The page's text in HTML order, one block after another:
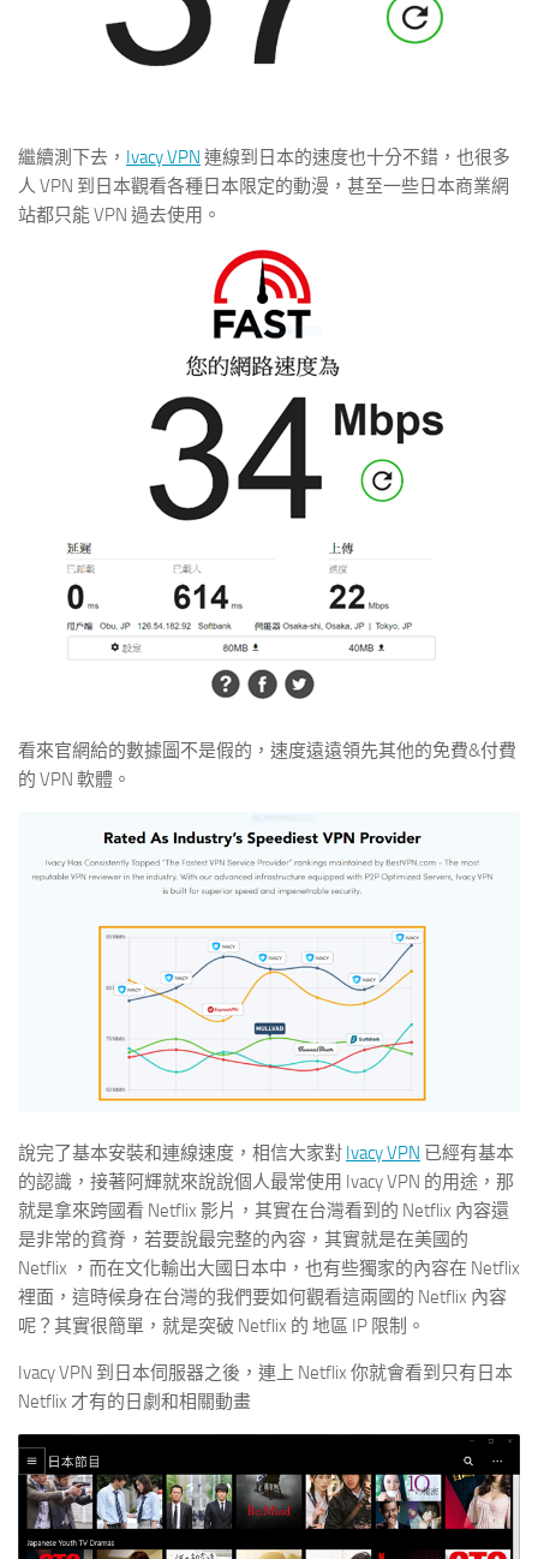
繼續測下去， Ivacy VPN 連線到日本的速度也十分不錯，也很多
人 VPN 到日本觀看各種日本限定的動漫，甚至一些日本商業網
站都只能 VPN 過去使用。
看來官網給的數據圖不是假的，速度遠遠領先其他的免費&付費
的 VPN 軟體。
說完了基本安裝和連線速度，相信大家對 Ivacy VPN 已經有基本
的認識，接著阿輝就來說說個人最常使用 Ivacy VPN 的用途，那
就是拿來跨國看 Netflix 影片，其實在台灣看到的 Netflix 內容還
是非常的貧脊，若要說最完整的內容，其實就是在美國的
Netflix ，而在文化輸出大國日本中，也有些獨家的內容在 Netflix
裡面，這時候身在台灣的我們要如何觀看這兩國的 Netflix 內容
呢？其實很簡單，就是突破 Netflix 的 地區 IP 限制。
Ivacy VPN 到日本伺服器之後，連上 Netflix 你就會看到只有日本
Netflix 才有的日劇和相關動畫